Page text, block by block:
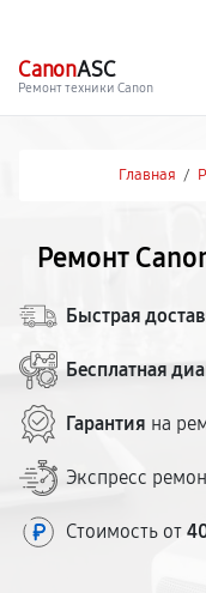
CanonASC
Ремонт техники Canon
Главная /
Ремонт
Быстрая
Бесплатная
Гарантия на
Экспресс
Стоимость от